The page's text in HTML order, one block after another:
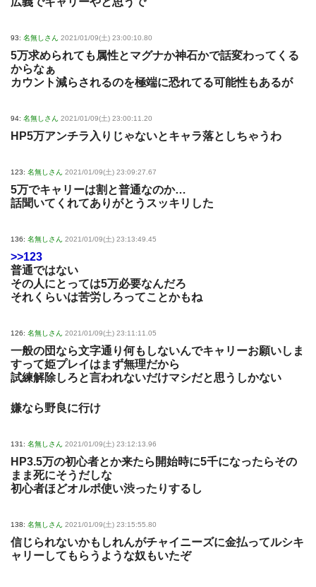
93: 名無しさん 2021/01/09(土) 23:00:10.80
5万求められても属性とマグナか神石かで話変わってくる
からなぁ
カウント減らされるのを極端に恐れてる可能性もあるが
94: 名無しさん 2021/01/09(土) 23:00:11.20
HP5万アンチラ入りじゃないとキャラ落としちゃうわ
123: 名無しさん 2021/01/09(土) 23:09:27.67
5万でキャリーは割と普通なのか…
話聞いてくれてありがとうスッキリした
136: 名無しさん 2021/01/09(土) 23:13:49.45
>>123
普通ではない
その人にとっては5万必要なんだろ
それくらいは苦労しろってことかもね
126: 名無しさん 2021/01/09(土) 23:11:11.05
一般の団なら文字通り何もしないんでキャリーお願いしま
すって姫プレイはまず無理だから
試練解除しろと言われないだけマシだと思うしかない
嫌なら野良に行け
131: 名無しさん 2021/01/09(土) 23:12:13.96
HP3.5万の初心者とか来たら開始時に5千になったらその
まま死にそうだしな
初心者ほどオルポ使い渋ったりするし
138: 名無しさん 2021/01/09(土) 23:15:55.80
信じられないかもしれんがチャイニーズに金払ってルシキ
ャリーしてもらうような奴もいたぞ